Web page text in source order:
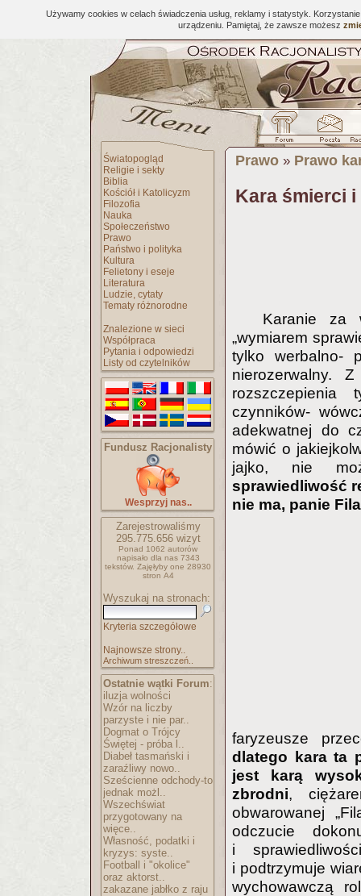
Używamy cookies w celach świadczenia usług, reklamy i statystyk.
urządzeniu. Pamiętaj, że zawsze możesz
Światopogląd
Religie i sekty
Biblia
Kościół i Katolicyzm
Filozofia
Nauka
Społeczeństwo
Prawo
Państwo i polityka
Kultura
Felietony i eseje
Literatura
Ludzie, cytaty
Tematy różnorodne
Znalezione w sieci
Współpraca
Pytania i odpowiedzi
Listy od czytelników
Fundusz Racjonalisty
Wesprzyj nas..
Zarejestrowaliśmy
295.775.656wizyt
Ponad 1062 autorów
napisało dla nas 7343
tekstów. Zajęłyby one 28930
stron A4
Wyszukaj na stronach:
Kryteria szczegółowe
Najnowsze strony..
Archiwum streszczeń..
Ostatnie wątki Forum:
iluzja wolności
Wzór na liczby
parzyste i nie par..
Dogmat o Trójcy
Świętej - próba l..
Diabeł tasmański i
zaraźliwy nowo..
Sześcienne odchody-to
jednak możl..
Wszechświat
przygotowany na
więce..
Własność, podatki i
kryzys: syste..
Football i "okolice"
oraz aktorst..
zakazane jabłko z raju
Prawo » Prawo
Kara śmierci
Karanie za
„wymiarem
tylko werbalno-
nierozerwalny.
rozszczepienia
czynników-
adekwatnej do
mówić o
jajko, nie
sprawiedliwość
nie ma, panie
faryzeusze
dlatego kara ta
jest karą
zbrodni,
obwarowanej
odczucie
i
i podtrzymuje
wychowawczą